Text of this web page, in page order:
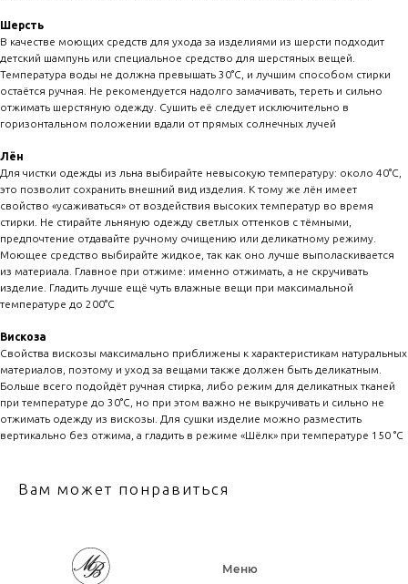
Шерсть
В качестве моющих средств для ухода за изделиями из шерсти подходит
детский шампунь или специальное средство для шерстяных вещей.
Температура воды не должна превышать 30°C, и лучшим способом стирки
остаётся ручная. Не рекомендуется надолго замачивать, тереть и сильно
отжимать шерстяную одежду. Сушить её следует исключительно в
горизонтальном положении вдали от прямых солнечных лучей
Лён
Для чистки одежды из льна выбирайте невысокую температуру: около 40°C,
это позволит сохранить внешний вид изделия. К тому же лён имеет
свойство «усаживаться» от воздействия высоких температур во время
стирки. Не стирайте льняную одежду светлых оттенков с тёмными,
предпочтение отдавайте ручному очищению или деликатному режиму.
Моющее средство выбирайте жидкое, так как оно лучше выполаскивается
из материала. Главное при отжиме: именно отжимать, а не скручивать
изделие. Гладить лучше ещё чуть влажные вещи при максимальной
температуре до 200°C
Вискоза
Свойства вискозы максимально приближены к характеристикам натуральных
материалов, поэтому и уход за вещами также должен быть деликатным.
Больше всего подойдёт ручная стирка, либо режим для деликатных тканей
при температуре до 30°C, но при этом важно не выкручивать и сильно не
отжимать одежду из вискозы. Для сушки изделие можно разместить
вертикально без отжима, а гладить в режиме «Шёлк» при температуре 150 °C
Вам может понравиться
Меню